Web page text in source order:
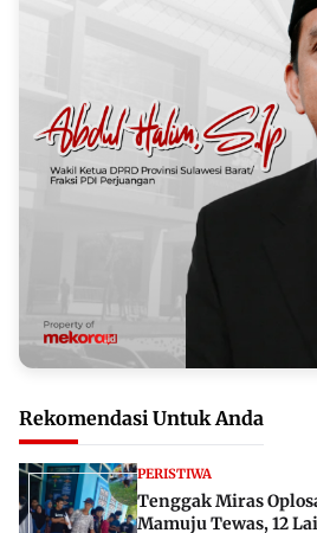
Rekomendasi Untuk Anda
PERISTIWA
Tenggak Miras
Mamuju Tewas, 12